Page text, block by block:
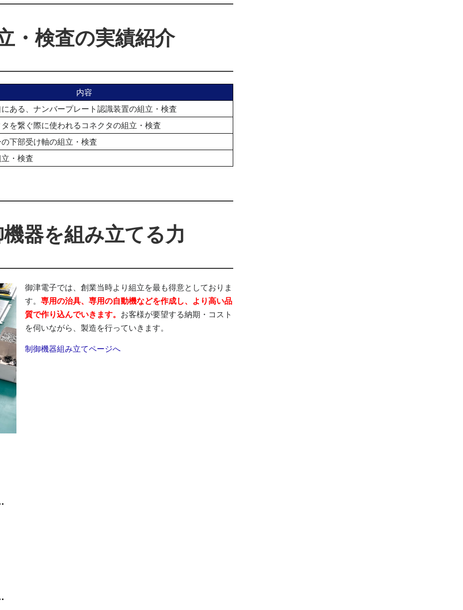
・検査の実績紹介
内容
ある、ナンバープレート認識装置の組立・検査
を繋ぐ際に使われるコネクタの組立・検査
下部受け軸の組立・検査
・検査
機器を組み立てる力
御津電子では、創業当時より組立を最も得意としておりま
す。 専用の治具、専用の自動機などを作成し、より高い品
質で作り込んでいきます。 お客様が要望する納期・コスト
を伺いながら、製造を行っていきます。
制御機器組み立てページへ